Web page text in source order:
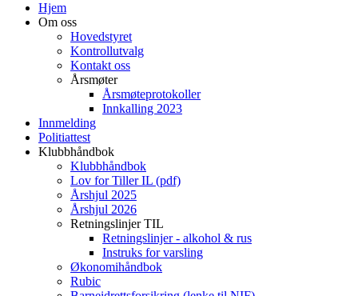
Hjem
Om oss
Hovedstyret
Kontrollutvalg
Kontakt oss
Årsmøter
Årsmøteprotokoller
Innkalling 2023
Innmelding
Politiattest
Klubbhåndbok
Klubbhåndbok
Lov for Tiller IL (pdf)
Årshjul 2025
Årshjul 2026
Retningslinjer TIL
Retningslinjer - alkohol & rus
Instruks for varsling
Økonomihåndbok
Rubic